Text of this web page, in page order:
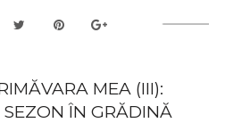
MEA (III):
ÎN GRĂDINĂ